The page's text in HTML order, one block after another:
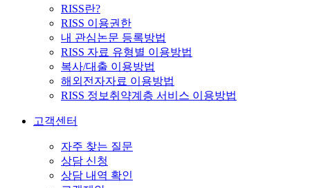
RISS란?
RISS 이용권한
내 관심논문 등록방법
RISS 자료 유형별 이용방법
복사/대출 이용방법
해외전자자료 이용방법
RISS 정보취약계층 서비스 이용방법
고객센터
자주 찾는 질문
상담 신청
상담 내역 확인